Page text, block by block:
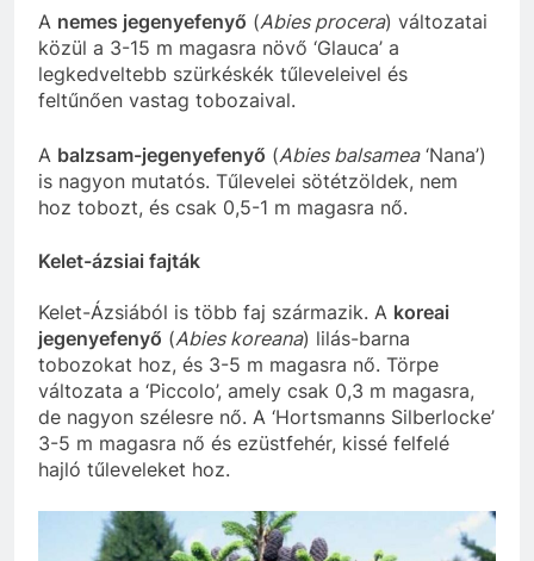
A nemes jegenyefenyő (Abies procera) változatai
közül a 3-15 m magasra növő ‘Glauca’ a
legkedveltebb szürkéskék tűleveleivel és
feltűnően vastag tobozaival.
A balzsam-jegenyefenyő (Abies balsamea‘Nana’)
is nagyon mutatós. Tűlevelei sötétzöldek, nem
hoz tobozt, és csak 0,5-1 m magasra nő.
Kelet-ázsiai fajták
Kelet-Ázsiából is több faj származik. A koreai
jegenyefenyő (Abies koreana) lilás-barna
tobozokat hoz, és 3-5 m magasra nő. Törpe
változata a ‘Piccolo’, amely csak 0,3 m magasra,
de nagyon szélesre nő. A ‘Hortsmanns Silberlocke’
3-5 m magasra nő és ezüstfehér, kissé felfelé
hajló tűleveleket hoz.